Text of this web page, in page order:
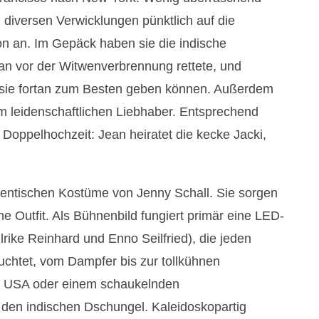
Verwicklungen pünktlich auf die
an. Im Gepäck haben sie die indische
vor der Witwenverbrennung rettete, und
fortan zum Besten geben können. Außerdem
leidenschaftlichen Liebhaber. Entsprechend
Jean heiratet die kecke Jacki,
Kostüme von Jenny Schall. Sie sorgen
Outfit. Als Bühnenbild fungiert primär eine LED-
Reinhard und Enno Seilfried), die jeden
vom Dampfer bis zur tollkühnen
oder einem schaukelnden
indischen Dschungel. Kaleidoskopartig